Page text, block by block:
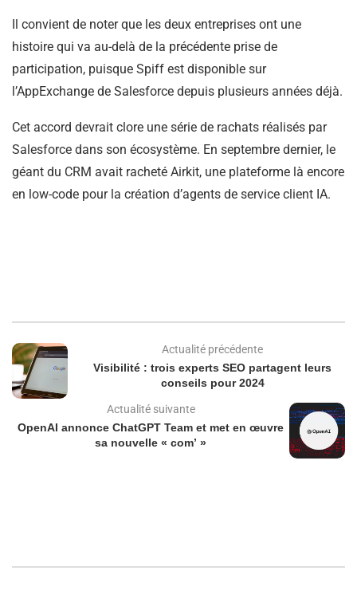
Il convient de noter que les deux entreprises ont une
histoire qui va au-delà de la précédente prise de
participation, puisque Spiff est disponible sur
l’AppExchange de Salesforce depuis plusieurs années déjà.
Cet accord devrait clore une série de rachats réalisés par
Salesforce dans son écosystème. En septembre dernier, le
géant du CRM avait racheté Airkit, une plateforme là encore
en low-code pour la création d’agents de service client IA.
Actualité précédente
Visibilité : trois experts SEO partagent leurs
conseils pour 2024
Actualité suivante
OpenAI annonce ChatGPT Team et met en œuvre
sa nouvelle « com’ »